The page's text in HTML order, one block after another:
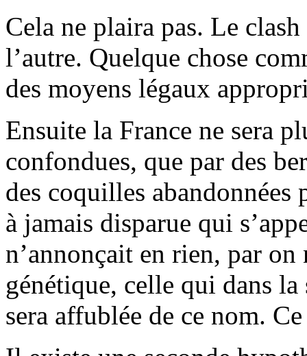
Cela ne plaira pas. Le
l’autre. Quelque chose
des moyens légaux
Ensuite la France ne sera
confondues, que par des
des coquilles abandonnées
à jamais disparue qui
n’annonçait en rien, par
génétique, celle qui dans
sera affublée de ce nom.